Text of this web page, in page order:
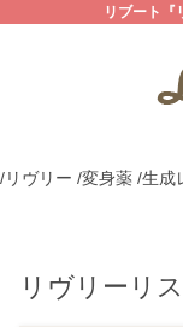
リブート『
/リヴリー /変身薬 /生成
リヴリーリ